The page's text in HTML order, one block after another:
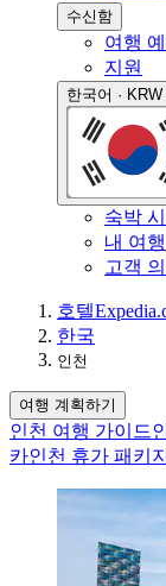
수신함
여행
지원
한국어 · KRW
숙박
내 여행
고객
호텔
한국
인천
여행 계획하기
인천 여행 가이드
카인천 휴가 패키지